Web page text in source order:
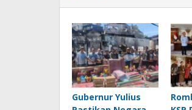
Gubernur Yulius